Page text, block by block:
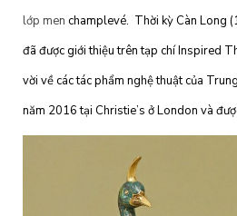
lớp men champlevé. Thời kỳ Càn Long
đã được giới thiệu trên tạp chí Inspired
vời về các tác phẩm nghệ thuật của
năm 2016 tại Christie’s ở London và